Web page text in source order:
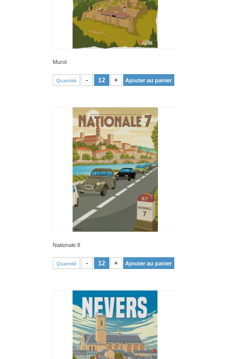
Murol
Quantité - + Ajouter au panier
Nationale 8
Quantité - + Ajouter au panier